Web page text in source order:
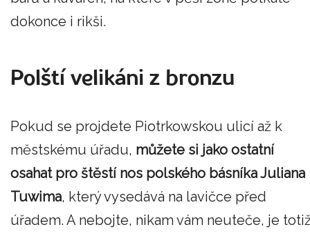
dokonce i rikši.
Polští velikáni z bronzu
Pokud se projdete Piotrkowskou ulicí až k
městskému úřadu, můžete si jako ostatní
osahat pro štěstí nos polského básníka Juliana
Tuwima, který vysedává na lavičce před
úřadem. A nebojte, nikam vám neuteče, je